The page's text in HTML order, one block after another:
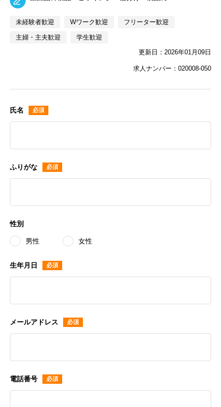
未経験者歓迎 Wワーク歓迎 フリーター歓迎
主婦・主夫歓迎
学生歓迎
更新日：2026年01月09日
求人ナンバー：020008-050
氏名
ふりがな
性別
男性 女性
生年月日
メールアドレス
電話番号